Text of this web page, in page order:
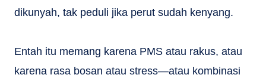
dikunyah, tak peduli jika perut sudah kenyang.
Entah itu memang karena PMS atau rakus, atau
karena rasa bosan atau stress—atau kombinasi